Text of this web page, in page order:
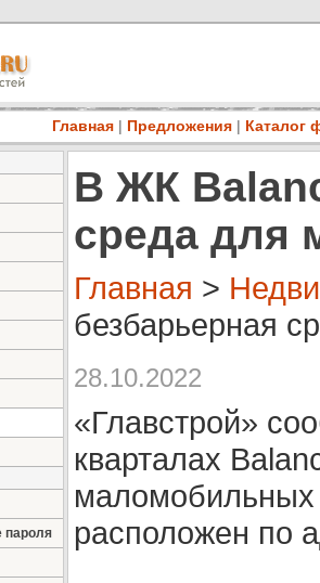
Главная | Предложения | Каталог
пароля
В ЖК
среда для
Главная >
безбарьерная
28.10.2022
«Главстрой»
кварталах
расположен по